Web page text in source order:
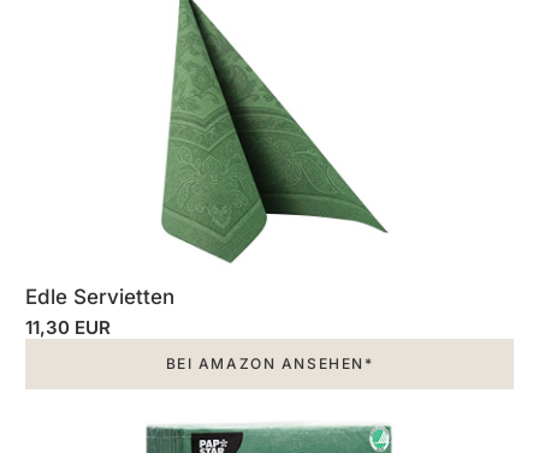
Edle Servietten
11,30 EUR
BEI AMAZON ANSEHEN*